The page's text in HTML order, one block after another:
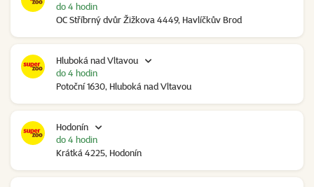
OC Stříbrný dvůr Žižkova 4449, Havlíčkův Brod
do 4 hodin
Hluboká nad Vltavou
Potoční 1630, Hluboká nad Vltavou
do 4 hodin
Hodonín
Krátká 4225, Hodonín
do 4 hodin